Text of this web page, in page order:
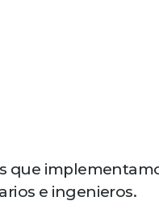
que
e ingenieros.